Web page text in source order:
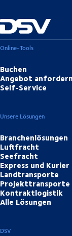
Online-Tools
Buchen
Angebot anfordern
Self-Service
Unsere Lösungen
Branchenlösungen
Luftfracht
Seefracht
Express und Kurier
Landtransporte
Projekttransporte
Kontraktlogistik
Alle Lösungen
DSV